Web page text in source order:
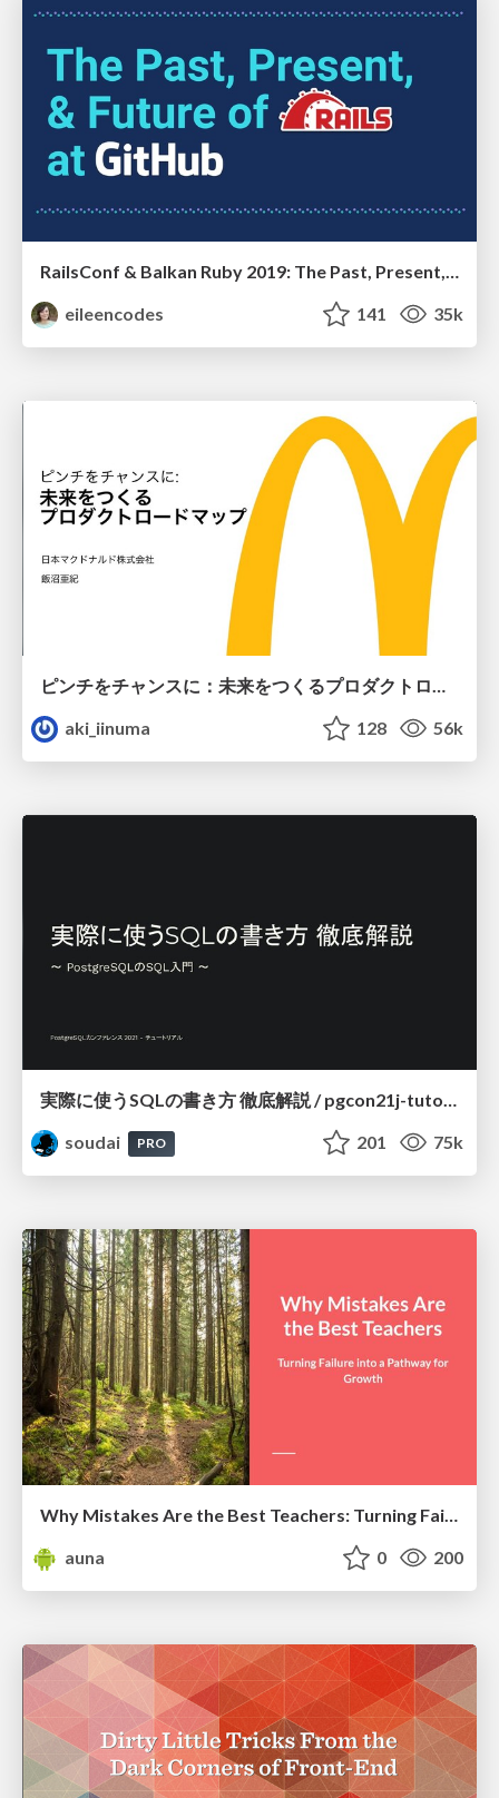
eileencodes
141 35k
ピンチをチャンスに：未来をつくるプロダクトロードマップ #pmconf2020
aki_iinuma
128 56k
実際に使うSQLの書き方 徹底解説 / pgcon21j-tutorial
soudai
PRO 201 75k
Why Mistakes Are the Best Teachers: Turning Failure into a Pathway for Growth
auna
0 200